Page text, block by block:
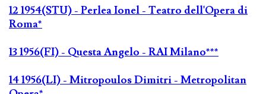
12 1954(STU) - Perlea Ionel - Teatro dell'Opera di
Roma*
13 1956(FI) - Questa Angelo - RAI Milano***
14 1956(LI) - Mitropoulos Dimitri - Metropolitan